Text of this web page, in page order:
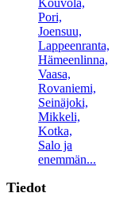
Kouvola,
Pori,
Joensuu,
Lappeenranta,
Hämeenlinna,
Vaasa,
Rovaniemi,
Seinäjoki,
Mikkeli,
Kotka,
Salo ja
enemmän...
Tiedot